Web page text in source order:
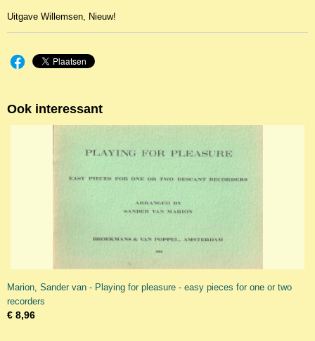
Uitgave Willemsen, Nieuw!
Ook interessant
Marion, Sander van - Playing for pleasure - easy pieces for one or two
recorders
€ 8,96